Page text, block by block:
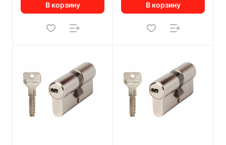
В корзину В корзину